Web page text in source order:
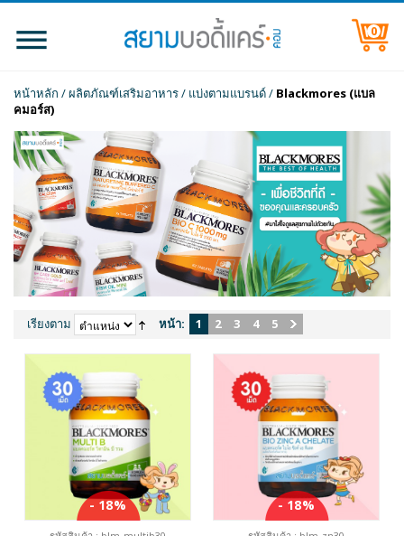
0
หน้าหลัก /ผลิตภัณฑ์เสริมอาหาร/ แบ่งตามแบรนด์/ Blackmores (แบล
คมอร์ส)
เรียงตาม หน้า: 1 2 3 4 5
- 18% - 18%